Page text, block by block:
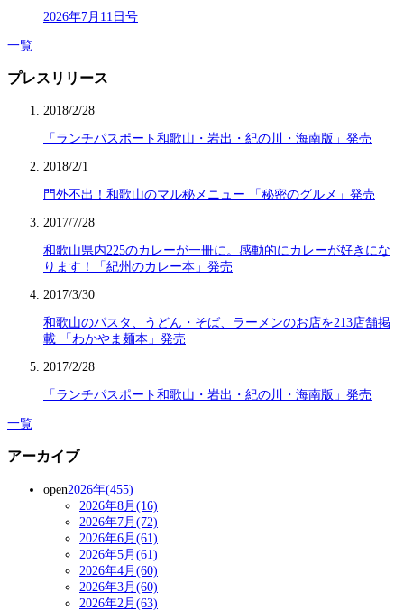
2026年7月11日号
一覧
プレスリリース
2018/2/28
「ランチパスポート和歌山・岩出・紀の川・海南版」発売
2018/2/1
門外不出！和歌山のマル秘メニュー 「秘密のグルメ」発売
2017/7/28
和歌山県内225のカレーが一冊に。感動的にカレーが好きにな
ります！「紀州のカレー本」発売
2017/3/30
和歌山のパスタ、うどん・そば、ラーメンのお店を213店舗掲
載 「わかやま麺本」発売
2017/2/28
「ランチパスポート和歌山・岩出・紀の川・海南版」発売
一覧
アーカイブ
open2026年(455)
2026年8月(16)
2026年7月(72)
2026年6月(61)
2026年5月(61)
2026年4月(60)
2026年3月(60)
2026年2月(63)